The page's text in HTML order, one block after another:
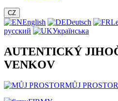
CZ
English Deutsch
русский
Українська
AUTENTICKÝ
VENKOV
MŮJ PROSTOR